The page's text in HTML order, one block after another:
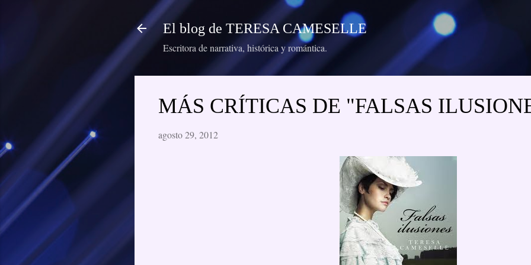
Ir al contenido principal
El blog de TERESA CAMESELLE
Escritora de narrativa, histórica y romántica.
MÁS CRÍTICAS DE "FALSAS
agosto 29, 2012